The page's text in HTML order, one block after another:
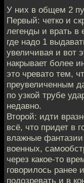
У них в общем 2
Первый: четко и
легенды и врать в
где надо 1
увеличивая и вот
накрывает более
это чревато тем,
преувеличенным
по узкой трубе
недавно.
Второй: идти
всё, что придет в
влажные фантазии
военных,
через какое-то
говорилось ранее
подозревать и в